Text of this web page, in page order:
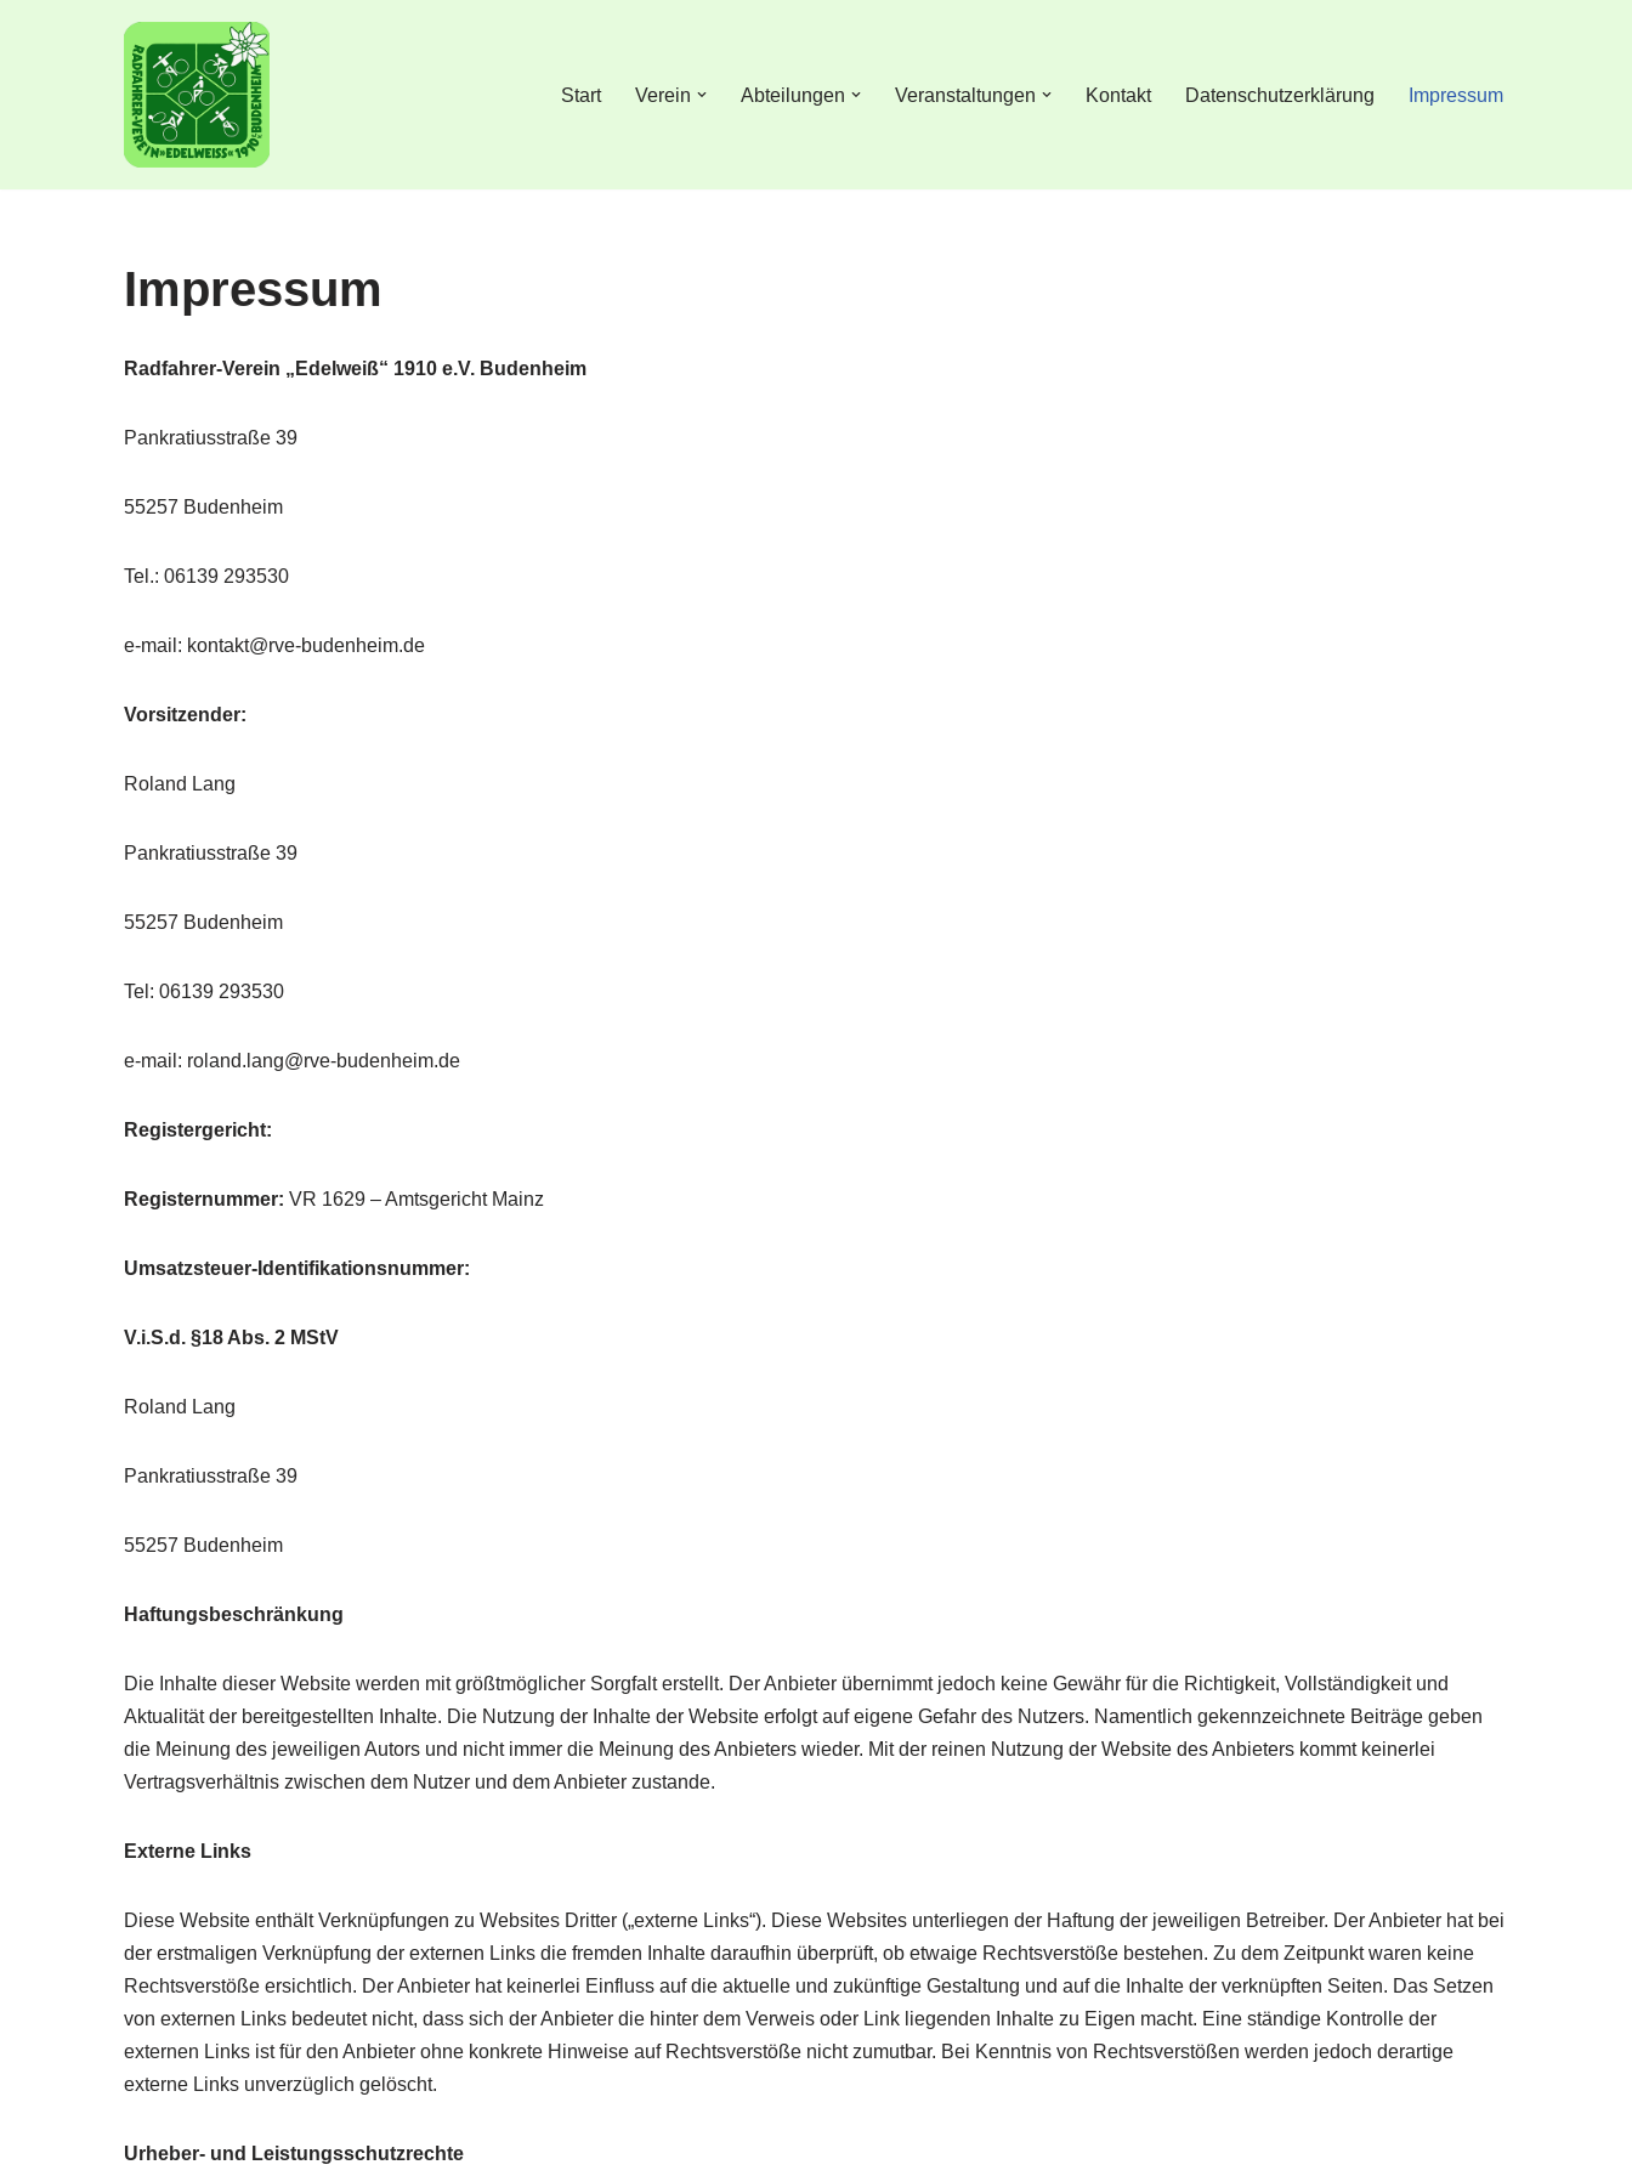
Start Verein Abteilungen Veranstaltungen Kontakt Datenschutzerklärung Impressum
Impressum
Radfahrer-Verein „Edelweiß“ 1910 e.V. Budenheim
Pankratiusstraße 39
55257 Budenheim
Tel.: 06139 293530
e-mail: kontakt@rve-budenheim.de
Vorsitzender:
Roland Lang
Pankratiusstraße 39
55257 Budenheim
Tel: 06139 293530
e-mail: roland.lang@rve-budenheim.de
Registergericht:
Registernummer: VR 1629 – Amtsgericht Mainz
Umsatzsteuer-Identifikationsnummer:
V.i.S.d. §18 Abs. 2 MStV
Roland Lang
Pankratiusstraße 39
55257 Budenheim
Haftungsbeschränkung
Die Inhalte dieser Website werden mit größtmöglicher Sorgfalt erstellt. Der Anbieter übernimmt jedoch keine Gewähr für die Richtigkeit, Vollständigkeit und
Aktualität der bereitgestellten Inhalte. Die Nutzung der Inhalte der Website erfolgt auf eigene Gefahr des Nutzers. Namentlich gekennzeichnete Beiträge geben
die Meinung des jeweiligen Autors und nicht immer die Meinung des Anbieters wieder. Mit der reinen Nutzung der Website des Anbieters kommt keinerlei
Vertragsverhältnis zwischen dem Nutzer und dem Anbieter zustande.
Externe Links
Diese Website enthält Verknüpfungen zu Websites Dritter („externe Links“). Diese Websites unterliegen der Haftung der jeweiligen Betreiber. Der Anbieter hat bei
der erstmaligen Verknüpfung der externen Links die fremden Inhalte daraufhin überprüft, ob etwaige Rechtsverstöße bestehen. Zu dem Zeitpunkt waren keine
Rechtsverstöße ersichtlich. Der Anbieter hat keinerlei Einfluss auf die aktuelle und zukünftige Gestaltung und auf die Inhalte der verknüpften Seiten. Das Setzen
von externen Links bedeutet nicht, dass sich der Anbieter die hinter dem Verweis oder Link liegenden Inhalte zu Eigen macht. Eine ständige Kontrolle der
externen Links ist für den Anbieter ohne konkrete Hinweise auf Rechtsverstöße nicht zumutbar. Bei Kenntnis von Rechtsverstößen werden jedoch derartige
externe Links unverzüglich gelöscht.
Urheber- und Leistungsschutzrechte